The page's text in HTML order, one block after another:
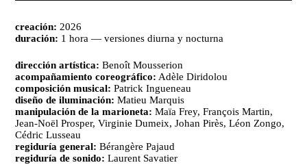
creación: 2026
duración: 1 hora — versiones diurna y nocturna
dirección artística: Benoît Mousserion
acompañamiento coreográfico: Adèle Diridolou
composición musical: Patrick Ingueneau
diseño de iluminación: Matieu Marquis
manipulación de la marioneta: Maïa Frey, François Martin,
Jean-Noël Prosper, Virginie Dumeix, Johan Pirès, Léon Zongo,
Cédric Lusseau
regiduría general: Bérangère Pajaud
regiduría de sonido: Laurent Savatier